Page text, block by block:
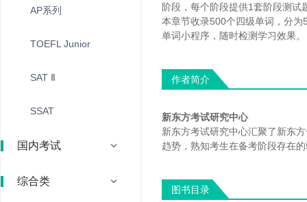
AP系列
TOEFL Junior
SAT Ⅱ
SSAT
国内考试
综合类
阶段，每个阶段提供1套阶段测
本章节收录500个四级单词，分
单词小程序，随时检测学习效果。
作者简介
新东方考试研究中心
新东方考试研究中心汇聚了新东
趋势，熟知考生在备考阶段存在
图书目录